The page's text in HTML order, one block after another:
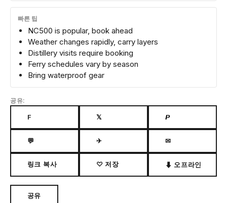
빠른 팁
NC500 is popular, book ahead
Weather changes rapidly, carry layers
Distillery visits require booking
Ferry schedules vary by season
Bring waterproof gear
공유:
F 𝕏 𝙋
💬 ✈ ✉
링크 복사 ♡ 저장 ⬇ 오프라인
공유